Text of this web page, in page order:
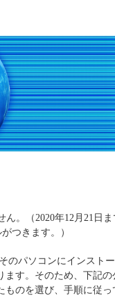
。（2020年12月21日ま
つきます。）
のパソコンにインスト
ます。そのため、下記の
ものを選び、手順に従っ